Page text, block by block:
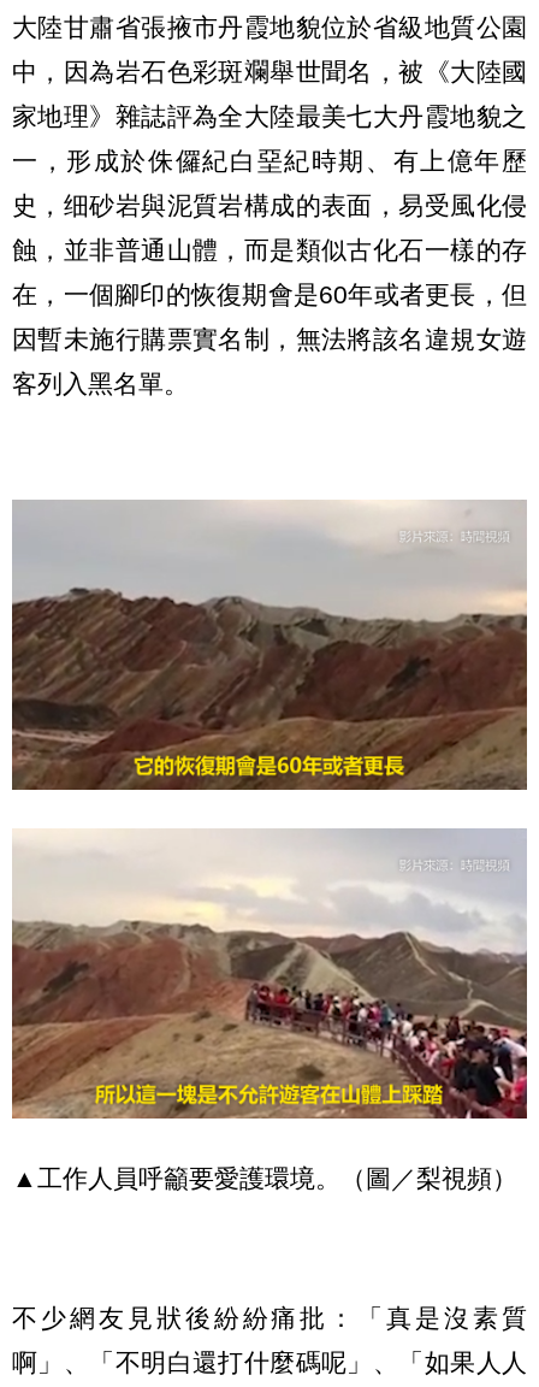
大陸甘肅省張掖市丹霞地貌位於省級地質公園
中，因為岩石色彩斑斕舉世聞名，被《大陸國
家地理》雜誌評為全大陸最美七大丹霞地貌之
一，形成於侏儸紀白堊紀時期、有上億年歷
史，细砂岩與泥質岩構成的表面，易受風化侵
蝕，並非普通山體，而是類似古化石一樣的存
在，一個腳印的恢復期會是60年或者更長，但
因暫未施行購票實名制，無法將該名違規女遊
客列入黑名單。
▲工作人員呼籲要愛護環境。（圖／梨視頻）
不少網友見狀後紛紛痛批：「真是沒素質
啊」、「不明白還打什麼碼呢」、「如果人人